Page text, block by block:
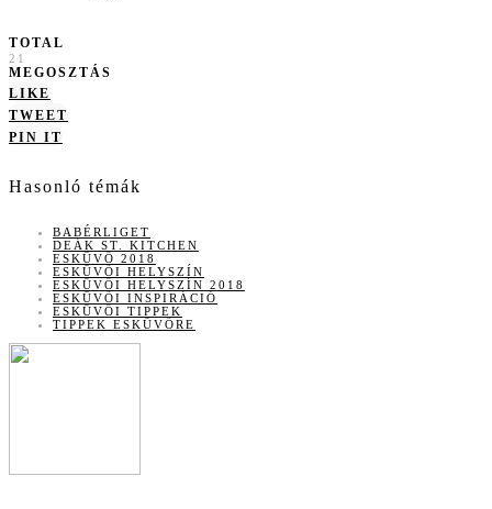
TOTAL
21
MEGOSZTÁS
LIKE
TWEET
PIN IT
Hasonló témák
BABÉRLIGET
DEÁK ST. KITCHEN
ESKÜVŐ 2018
ESKÜVŐI HELYSZÍN
ESKÜVŐI HELYSZÍN 2018
ESKÜVŐI INSPIRÁCIÓ
ESKÜVŐI TIPPEK
TIPPEK ESKÜVŐRE